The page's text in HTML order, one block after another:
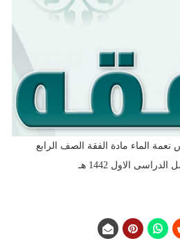
الماء مادة الفقة الصف الرابع
الاول 1442 هـ